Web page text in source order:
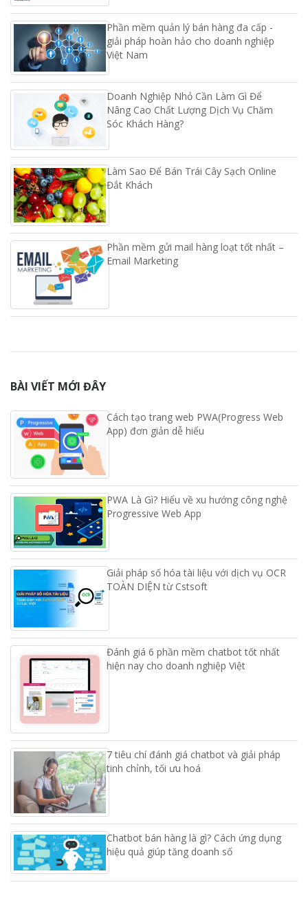
Phần mềm quản lý bán hàng đa cấp -
giải pháp hoàn hảo cho doanh nghiệp
Việt Nam
Doanh Nghiệp Nhỏ Cần Làm Gì Để
Nâng Cao Chất Lượng Dịch Vụ Chăm
Sóc Khách Hàng?
Làm Sao Để Bán Trái Cây Sạch Online
Đắt Khách
Phần mềm gửi mail hàng loạt tốt nhất –
Email Marketing
BÀI VIẾT MỚI ĐÂY
Cách tạo trang web PWA(Progress Web
App) đơn giản dễ hiểu
PWA Là Gì? Hiểu về xu hướng công nghệ
Progressive Web App
Giải pháp số hóa tài liệu với dịch vụ OCR
TOÀN DIỆN từ Cstsoft
Đánh giá 6 phần mềm chatbot tốt nhất
hiện nay cho doanh nghiệp Việt
7 tiêu chí đánh giá chatbot và giải pháp
tinh chỉnh, tối ưu hoá
Chatbot bán hàng là gì? Cách ứng dụng
hiệu quả giúp tăng doanh số